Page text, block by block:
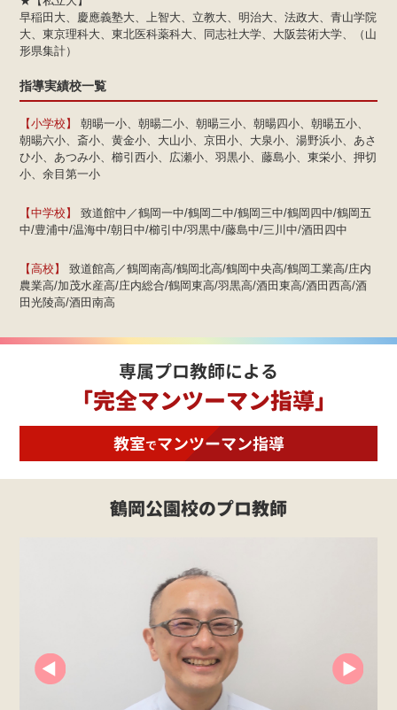
早稲田大、慶應義塾大、上智大、立教大、明治大、法政大、青山学院
大、東京理科大、東北医科薬科大、同志社大学、大阪芸術大学、（山
形県集計）
指導実績校一覧
【小学校】
朝暘一小、朝暘二小、朝暘三小、朝暘四小、朝暘五小、
朝暘六小、斎小、黄金小、大山小、京田小、大泉小、湯野浜小、あさ
ひ小、あつみ小、櫛引西小、広瀬小、羽黒小、藤島小、東栄小、押切
小、余目第一小
【中学校】
致道館中／鶴岡一中/鶴岡二中/鶴岡三中/鶴岡四中/鶴岡五
中/豊浦中/温海中/朝日中/櫛引中/羽黒中/藤島中/三川中/酒田四中
【高校】
致道館高／鶴岡南高/鶴岡北高/鶴岡中央高/鶴岡工業高/庄内
農業高/加茂水産高/庄内総合/鶴岡東高/羽黒高/酒田東高/酒田西高/酒
田光陵高/酒田南高
専属プロ教師による
「完全マンツーマン指導」
教室でマンツーマン指導
鶴岡公園校のプロ教師